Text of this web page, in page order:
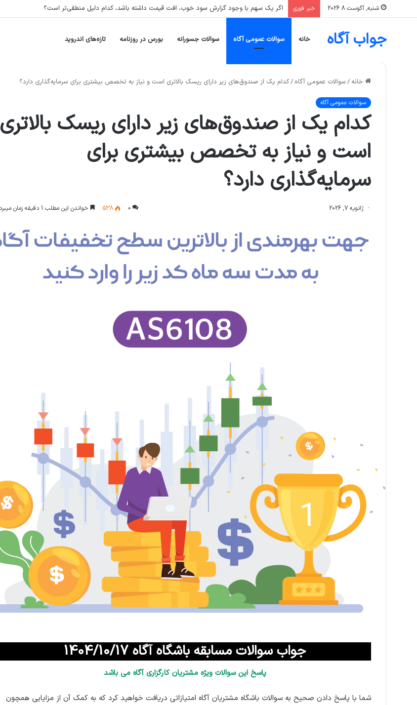
شنبه, آگوست 8 2026 خبر فوری سرمایه‌گذاری که تنها یک صنعت، مثلا پتروشیمی، را در سبد خود دارد، بیشتر در معرض چه ریسکی است؟
جواب آگاه خانه سوالات عمومی آگاه سوالات جسورانه بورس در روزنامه تازه‌های اندروید
خانه / سوالات عمومی آگاه /کدام یک از صندوق‌های زیر دارای ریسک بالاتری است و نیاز به تخصص بیشتری برای سرمایه‌گذاری دارد؟
سوالات عمومی آگاه
کدام یک از صندوق‌های زیر دارای ریسک بالاتری
است و نیاز به تخصص بیشتری برای
سرمایه‌گذاری دارد؟
ژانویه 7, 2026 0
538 خواندن این مطلب 1 دقیقه زمان میبرد
جواب سوالات مسابقه باشگاه آگاه 1404/10/17
پاسخ این سوالات ویژه مشتریان کارگزاری آگاه می باشد
شما با پاسخ دادن صحیح به سوالات باشگاه مشتریان آگاه امتیازاتی دریافت خواهید کرد که به کمک آن از مزایایی همچون